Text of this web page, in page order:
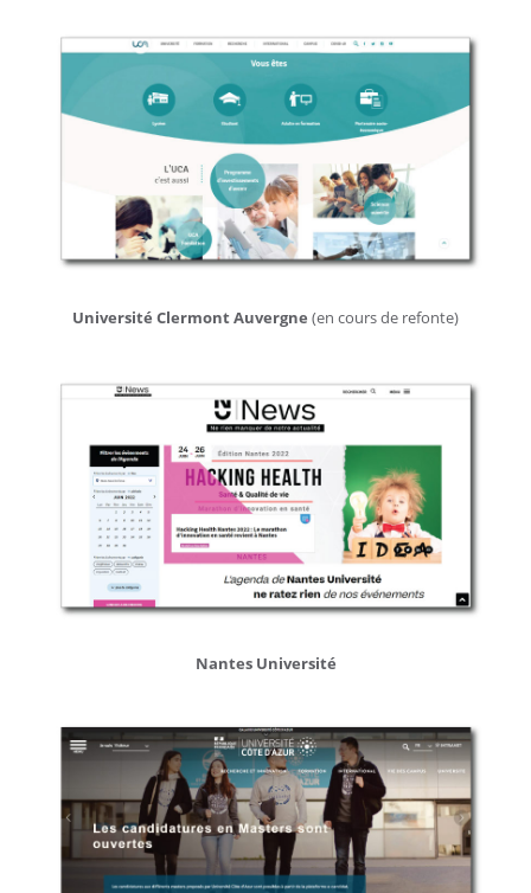
Université
Clermont
Université Clermont Auvergne (en cours de refonte)
Nantes
Université
Nantes Université